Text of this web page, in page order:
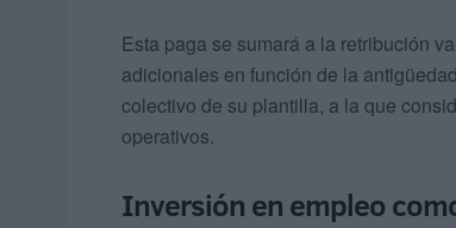
Esta paga se sumará a la retribución
adicionales en función de la
colectivo de su plantilla, a la que
operativos.
Inversión en empleo